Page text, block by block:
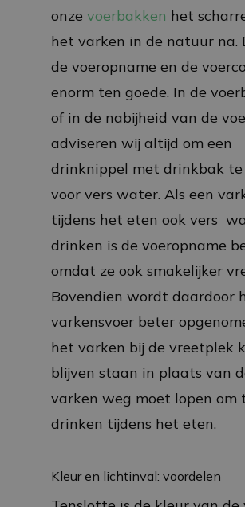
onze voerbakken het
het varken in de natuur na.
de voeropname en de
enorm ten goede. In de
of in de nabijheid van de
adviseren wij altijd om een
drinknippel met drinkbak te
voor vers water. Als een
tijdens het eten ook vers
drinken is de voeropname
omdat ze ook smakelijker
Bovendien wordt daardoor
varkensvoer beter
het varken bij de vreetplek
blijven staan in plaats van
varken weg moet lopen om
drinken tijdens het eten.
Kleur en lichtinval: voordelen